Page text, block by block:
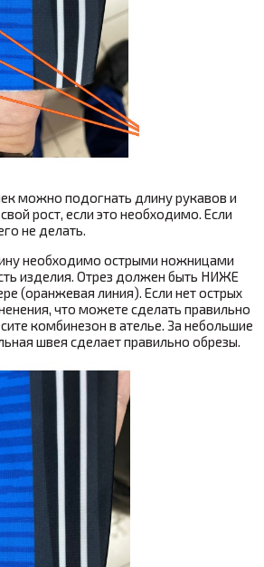
можно подогнать длину рукавов и
рост, если это необходимо. Если
не делать.
необходимо острыми ножницами
изделия. Отрез должен быть НИЖЕ
(оранжевая линия). Если нет острых
что можете сделать правильно
комбинезон в ателье. За небольшие
швея сделает правильно обрезы.